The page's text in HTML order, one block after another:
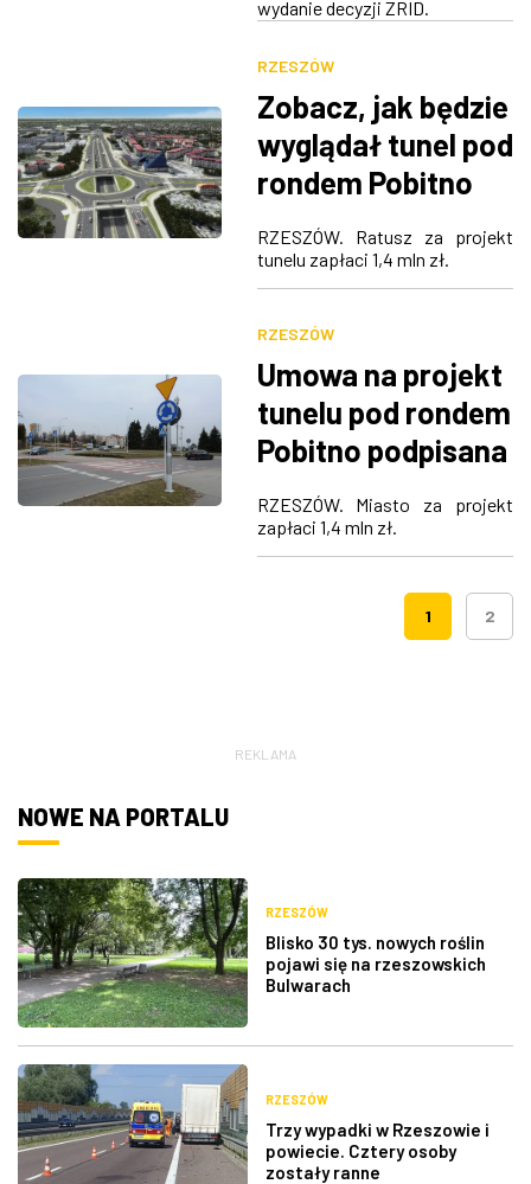
wydanie decyzji ZRID.
RZESZÓW
Zobacz, jak będzie
wyglądał tunel pod
rondem Pobitno
[WIZUALIZACJA]
RZESZÓW. Ratusz za projekt
tunelu zapłaci 1,4 mln zł.
RZESZÓW
Umowa na projekt
tunelu pod rondem
Pobitno podpisana
RZESZÓW. Miasto za projekt
zapłaci 1,4 mln zł.
1 2
REKLAMA
NOWE NA PORTALU
RZESZÓW
Blisko 30 tys. nowych roślin
pojawi się na rzeszowskich
Bulwarach
RZESZÓW
Trzy wypadki w Rzeszowie i
powiecie. Cztery osoby
zostały ranne